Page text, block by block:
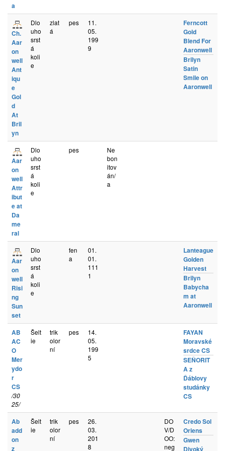
a
Ch.
Aar
on
well
Ant
iqu
e
Gol
d
At
Bril
yn
Dlo
uho
srst
á
koli
e
zlat
á
pes
11.
05.
199
9
Ferncott
Gold
Blend For
Aaronwell
Brilyn
Satin
Smile on
Aaronwell
Aar
on
well
Attr
ibut
e at
Da
me
ral
Dlo
uho
srst
á
koli
e
pes
Ne
bon
itov
án/
a
Aar
on
well
Risi
ng
Sun
set
Dlo
uho
srst
á
koli
e
fen
a
01.
01.
111
1
Lanteague
Golden
Harvest
Brilyn
Babycha
m at
Aaronwell
AB
AC
O
Mer
ydo
r
CS
/30
25/
Šelt
ie
trik
olor
ní
pes
14.
05.
199
5
FAYAN
Moravské
srdce CS
SEŇORIT
A z
Ďáblovy
studánky
CS
Ab
add
on
z
Šelt
ie
trik
olor
ní
pes
26.
03.
201
8
DO
V/D
OO:
neg
Credo Sol
Oriens
Gwen
Divoký